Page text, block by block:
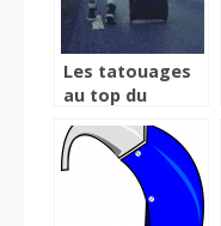
Les tatouages
au top du